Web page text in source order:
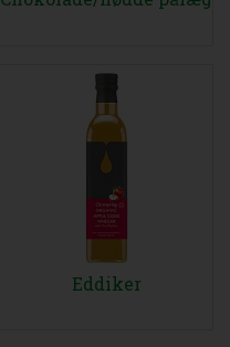
Eddiker